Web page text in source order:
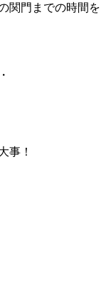
関門までの時間を
事！